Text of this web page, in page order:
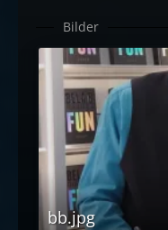
Bilder
bb.jpg